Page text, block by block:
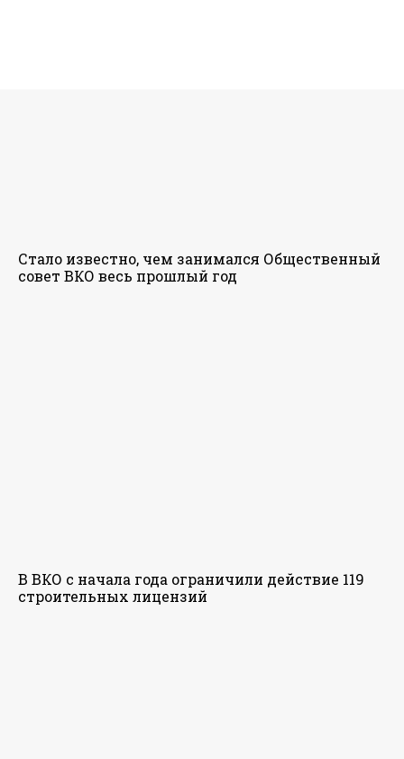
Стало известно, чем занимался Общественный
совет ВКО весь прошлый год
В ВКО с начала года ограничили действие 119
строительных лицензий